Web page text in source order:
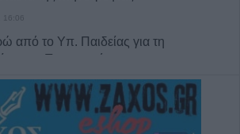
16:06
από το Υπ. Παιδείας για τη
στο Πανεπιστήμιο
15:39
του έργου για την